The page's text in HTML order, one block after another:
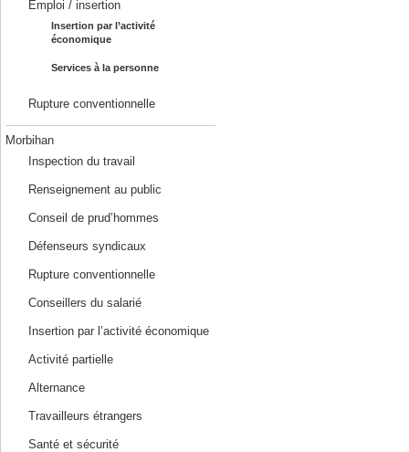
Emploi / insertion
Insertion par l’activité
économique
Services à la personne
Rupture conventionnelle
Morbihan
Inspection du travail
Renseignement au public
Conseil de prud’hommes
Défenseurs syndicaux
Rupture conventionnelle
Conseillers du salarié
Insertion par l’activité économique
Activité partielle
Alternance
Travailleurs étrangers
Santé et sécurité